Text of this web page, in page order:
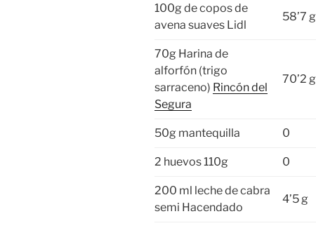
100g de copos de
avena suaves Lidl
58’7 g
70g Harina de
alforfón (trigo
sarraceno) Rincón del
Segura
70’2 g
50g mantequilla 0
2 huevos 110g 0
200 ml leche de cabra
semi Hacendado
4’5 g